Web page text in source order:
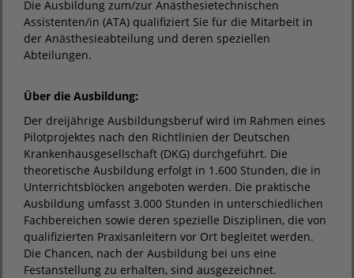
Die Ausbildung zum/zur Anästhesietechnischen
Assistenten/in (ATA) qualifiziert Sie für die Mitarbeit in
der Anästhesieabteilung und deren speziellen
Abteilungen.
Über die Ausbildung:
Der dreijährige Ausbildungsberuf wird im Rahmen eines
Pilotprojektes nach den Richtlinien der Deutschen
Krankenhausgesellschaft (DKG) durchgeführt. Die
theoretische Ausbildung erfolgt in 1.600 Stunden, die in
Unterrichtsblöcken angeboten werden. Die praktische
Ausbildung umfasst 3.000 Stunden in unterschiedlichen
Fachbereichen sowie deren spezielle Disziplinen, die von
qualifizierten Praxisanleitern vor Ort begleitet werden.
Die Chancen, nach der Ausbildung bei uns eine
Festanstellung zu erhalten, sind ausgezeichnet.